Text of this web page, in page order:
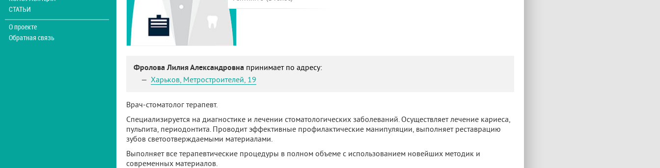
СТАТЬИ
О проекте
Обратная связь
Фролова Лилия Александровна принимает по адресу:
Харьков, Метростроителей, 19
Врач-стоматолог терапевт.
Специализируется на диагностике и лечении стоматологических заболеваний. Осуществляет лечение кариеса,
пульпита, периодонтита. Проводит эффективные профилактические манипуляции, выполняет реставрацию
зубов светоотверждаемыми материалами.
Выполняет все терапевтические процедуры в полном объеме с использованием новейших методик и
современных материалов.